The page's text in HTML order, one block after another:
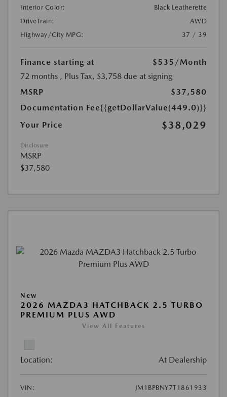
Interior Color:
Black Leatherette
DriveTrain:
AWD
Highway/City MPG:
37 / 39
Finance starting at $535 /Month
72 months , Plus Tax, $3,758 due at signing
MSRP
$37,580
Documentation Fee{{getDollarValue(449.0)}}
Your Price
$38,029
Disclosure
MSRP
$37,580
New
2026 MAZDA3 HATCHBACK 2.5 TURBO
PREMIUM PLUS AWD
View All Features
Location: At Dealership
VIN: JM1BPBNY7T1861933